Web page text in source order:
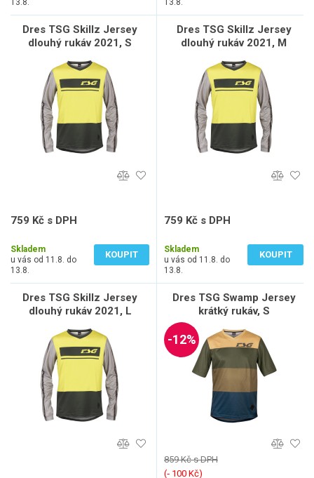
13.8. 13.8.
Dres TSG Skillz Jersey
dlouhý rukáv 2021, S
759 Kč s DPH
Skladem
u vás od 11.8. do
13.8.
KOUPIT
Dres TSG Skillz Jersey
dlouhý rukáv 2021, M
759 Kč s DPH
Skladem
u vás od 11.8. do
13.8.
KOUPIT
Dres TSG Skillz Jersey
dlouhý rukáv 2021, L
Dres TSG Swamp Jersey
krátký rukáv, S
-12%
859 Kč s DPH
(‐ 100 Kč)